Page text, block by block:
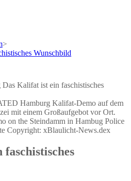
>
Wunschbild
Hamburg Kalifat-Demo auf dem
mit einem Großaufgebot vor Ort.
on the Steindamm in Hambug Police
Copyright: xBlaulicht-News.dex